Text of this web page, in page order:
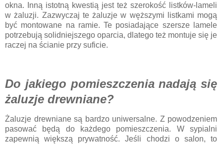
okna. Inną istotną kwestią jest też szerokość listków-lameli
w żaluzji. Zazwyczaj te żaluzje w węższymi listkami mogą
być montowane na ramie. Te posiadające szersze lamele
potrzebują solidniejszego oparcia, dlatego też montuje się je
raczej na ścianie przy suficie.
Do jakiego pomieszczenia nadają się
żaluzje drewniane?
Żaluzje drewniane są bardzo uniwersalne. Z powodzeniem
pasować będą do każdego pomieszczenia. W sypialni
zapewnią większą prywatność. Jeśli chodzi o salon, to